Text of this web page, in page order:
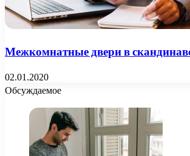
Межкомнатные двери в
02.01.2020
Обсуждаемое